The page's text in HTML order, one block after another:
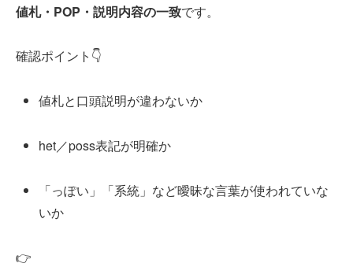
値札・POP・説明内容の一致です。
確認ポイント👇
値札と口頭説明が違わないか
het／poss表記が明確か
「っぽい」「系統」など曖昧な言葉が使われていな
いか
👉